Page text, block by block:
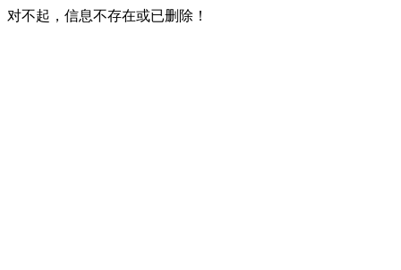
对不起，信息不存在或已删除！